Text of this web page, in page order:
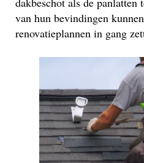
van hun bevindingen
renovatieplannen in gang